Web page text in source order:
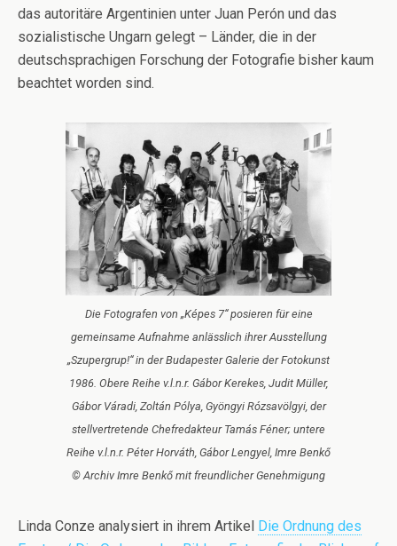
das autoritäre Argentinien unter Juan Perón und das
sozialistische Ungarn gelegt – Länder, die in der
deutschsprachigen Forschung der Fotografie bisher kaum
beachtet worden sind.
Die Fotografen von „Képes 7“ posieren für eine
gemeinsame Aufnahme anlässlich ihrer Ausstellung
„Szupergrup!“ in der Budapester Galerie der Fotokunst
1986. Obere Reihe v.l.n.r. Gábor Kerekes, Judit Müller,
Gábor Váradi, Zoltán Pólya, Gyöngyi Rózsavölgyi, der
stellvertretende Chefredakteur Tamás Féner; untere
Reihe v.l.n.r. Péter Horváth, Gábor Lengyel, Imre Benkő
© Archiv Imre Benkő mit freundlicher Genehmigung
Linda Conze analysiert in ihrem Artikel
Die Ordnung des